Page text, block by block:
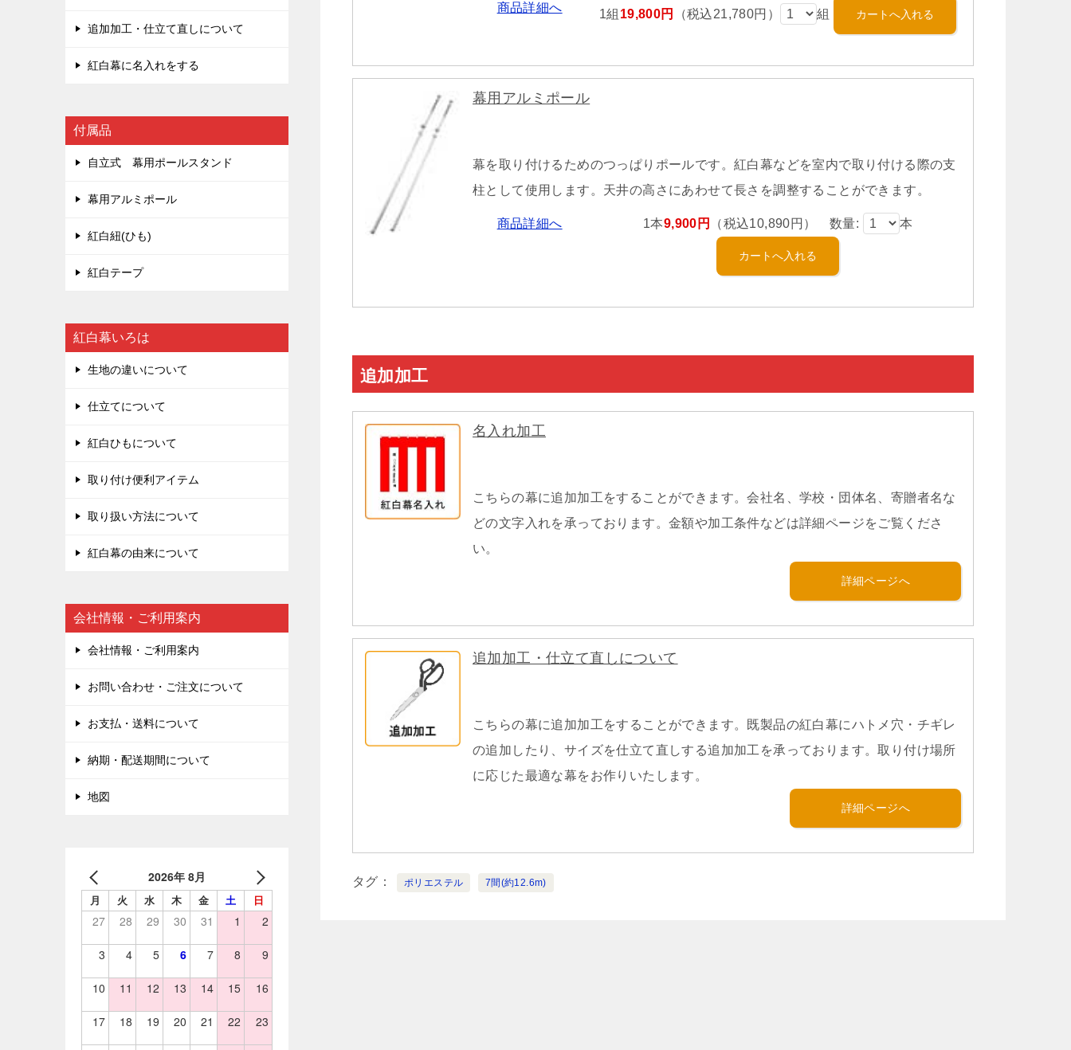
商品詳細へ 1組 19,800円 （税込21,780円） 組
幕用アルミポール
幕を取り付けるためのつっぱりポールです。紅白幕などを室内で取り付ける際の支
柱として使用します。天井の高さにあわせて長さを調整することができます。
商品詳細へ 1本9,900円 （税込10,890円） 数量: 本
追加加工
名入れ加工
こちらの幕に追加加工をすることができます。会社名、学校・団体名、寄贈者名な
どの文字入れを承っております。金額や加工条件などは詳細ページをご覧くださ
い。
詳細ページへ
追加加工・仕立て直しについて
こちらの幕に追加加工をすることができます。既製品の紅白幕にハトメ穴・チギレ
の追加したり、サイズを仕立て直しする追加加工を承っております。取り付け場所
に応じた最適な幕をお作りいたします。
詳細ページへ
タグ ポリエステル 7間(約12.6m)
追加加工・仕立て直しについて
紅白幕に名入れをする
付属品
自立式 幕用ポールスタンド
幕用アルミポール
紅白紐(ひも)
紅白テープ
紅白幕いろは
生地の違いについて
仕立てについて
紅白ひもについて
取り付け便利アイテム
取り扱い方法について
紅白幕の由来について
会社情報・ご利用案内
会社情報・ご利用案内
お問い合わせ・ご注文について
お支払・送料について
納期・配送期間について
地図
2026年 8月
月 火 水 木 金 土 日
27 28 29 30 31 1 2
3 4 5 6 7 8 9
10 11 12 13 14 15 16
17 18 19 20 21 22 23